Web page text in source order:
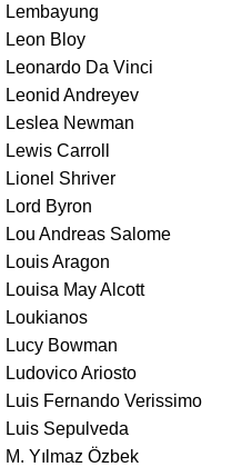
Lembayung
Leon Bloy
Leonardo Da Vinci
Leonid Andreyev
Leslea Newman
Lewis Carroll
Lionel Shriver
Lord Byron
Lou Andreas Salome
Louis Aragon
Louisa May Alcott
Loukianos
Lucy Bowman
Ludovico Ariosto
Luis Fernando Verissimo
Luis Sepulveda
M. Yılmaz Özbek